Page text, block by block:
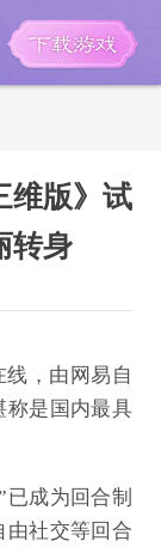
维版》试
转身
，由网易自
称是国内最具
成为回合制
由社交等回合